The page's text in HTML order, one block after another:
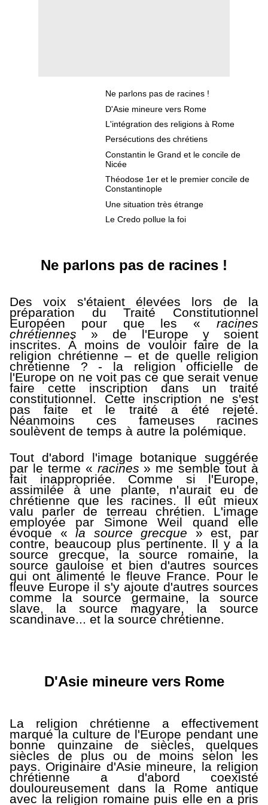
Ne parlons pas de racines !
D'Asie mineure vers Rome
L'intégration des religions à Rome
Persécutions des chrétiens
Constantin le Grand et le concile de
Nicée
Théodose 1er et le premier concile de
Constantinople
Une situation très étrange
Le Credo pollue la foi
Ne parlons pas de racines !
Des voix s'étaient élevées lors de la
préparation du Traité Constitutionnel
Européen pour que les « racines
chrétiennes » de l'Europe y soient
inscrites. À moins de vouloir faire de la
religion chrétienne – et de quelle religion
chrétienne ? - la religion officielle de
l'Europe on ne voit pas ce que serait venue
faire cette inscription dans un traité
constitutionnel. Cette inscription ne s'est
pas faite et le traité a été rejeté.
Néanmoins ces fameuses racines
soulèvent de temps à autre la polémique.
Tout d'abord l'image botanique suggérée
par le terme « racines » me semble tout à
fait inappropriée. Comme si l'Europe,
assimilée à une plante, n'aurait eu de
chrétienne que les racines. Il eût mieux
valu parler de terreau chrétien. L'image
employée par Simone Weil quand elle
évoque «la source grecque » est, par
contre, beaucoup plus pertinente. Il y a la
source grecque, la source romaine, la
source gauloise et bien d'autres sources
qui ont alimenté le fleuve France. Pour le
fleuve Europe il s'y ajoute d'autres sources
comme la source germaine, la source
slave, la source magyare, la source
scandinave... et la source chrétienne.
D'Asie mineure vers Rome
La religion chrétienne a effectivement
marqué la culture de l'Europe pendant une
bonne quinzaine de siècles, quelques
siècles de plus ou de moins selon les
pays. Originaire d'Asie mineure, la religion
chrétienne a d'abord coexisté
douloureusement dans la Rome antique
avec la religion romaine puis elle en a pris